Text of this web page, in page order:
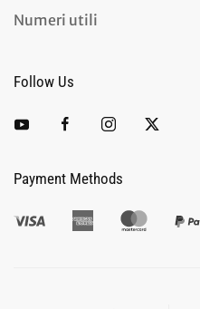
Numeri utili
Follow Us
Payment Methods